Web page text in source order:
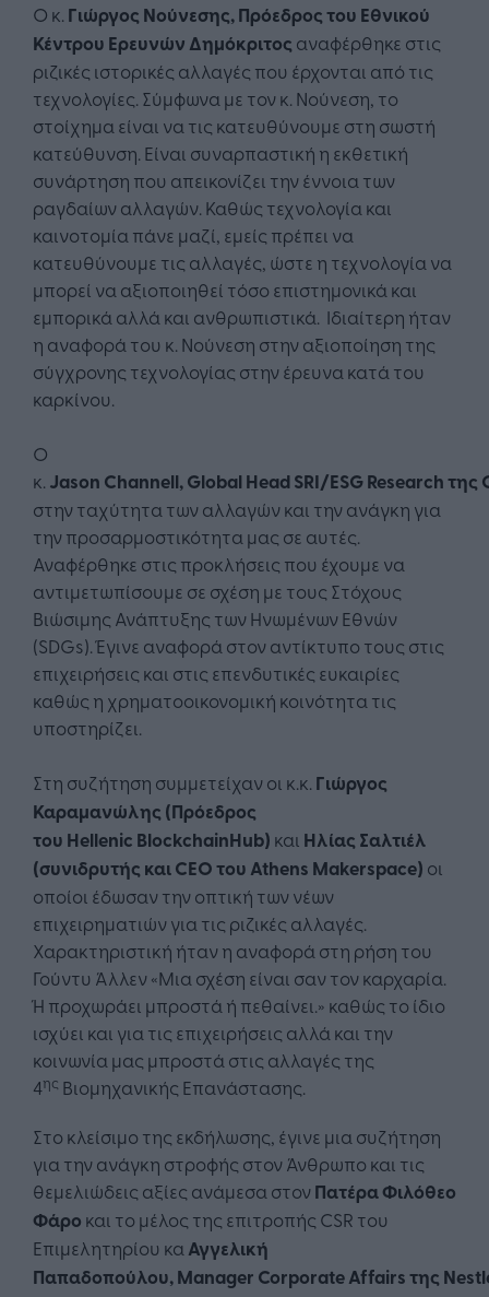
Ο κ. Γιώργος Νούνεσης, Πρόεδρος του Εθνικού
Κέντρου Ερευνών Δημόκριτος αναφέρθηκε στις
ριζικές ιστορικές αλλαγές που έρχονται από τις
τεχνολογίες. Σύμφωνα με τον κ. Νούνεση, το
στοίχημα είναι να τις κατευθύνουμε στη σωστή
κατεύθυνση. Είναι συναρπαστική η εκθετική
συνάρτηση που απεικονίζει την έννοια των
ραγδαίων αλλαγών. Καθώς τεχνολογία και
καινοτομία πάνε μαζί, εμείς πρέπει να
κατευθύνουμε τις αλλαγές, ώστε η τεχνολογία να
μπορεί να αξιοποιηθεί τόσο επιστημονικά και
εμπορικά αλλά και ανθρωπιστικά. Ιδιαίτερη ήταν
η αναφορά του κ. Νούνεση στην αξιοποίηση της
σύγχρονης τεχνολογίας στην έρευνα κατά του
καρκίνου.
Ο
κ. Jason Channell,Global HeadSRI/ESGResearchτης
στην ταχύτητα των αλλαγών και την ανάγκη για
την προσαρμοστικότητα μας σε αυτές.
Αναφέρθηκε στις προκλήσεις που έχουμε να
αντιμετωπίσουμε σε σχέση με τους Στόχους
Βιώσιμης Ανάπτυξης των Ηνωμένων Εθνών
(SDGs). Έγινε αναφορά στον αντίκτυπο τους στις
επιχειρήσεις και στις επενδυτικές ευκαιρίες
καθώς η χρηματοοικονομική κοινότητα τις
υποστηρίζει.
Στη συζήτηση συμμετείχαν οι κ.κ. Γιώργος
Καραμανώλης (Πρόεδρος
του Hellenic BlockchainHub) και Ηλίας Σαλτιέλ
(συνιδρυτής καιCEOτου Athens Makerspace) οι
οποίοι έδωσαν την οπτική των νέων
επιχειρηματιών για τις ριζικές αλλαγές.
Χαρακτηριστική ήταν η αναφορά στη ρήση του
Γούντυ Άλλεν «Μια σχέση είναι σαν τον καρχαρία.
Ή προχωράει μπροστά ή πεθαίνει.» καθώς το ίδιο
ισχύει και για τις επιχειρήσεις αλλά και την
κοινωνία μας μπροστά στις αλλαγές της
4ης Βιομηχανικής Επανάστασης.
Στο κλείσιμο της εκδήλωσης, έγινε μια συζήτηση
για την ανάγκη στροφής στον Άνθρωπο και τις
θεμελιώδεις αξίες ανάμεσα στονΠατέρα Φιλόθεο
Φάρο και το μέλος της επιτροπής CSR του
Επιμελητηρίου κα Αγγελική
Παπαδοπούλου,Manager CorporateAffairsτης